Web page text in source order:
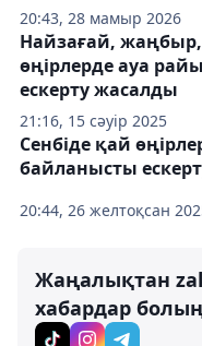
20:43, 28 мамыр 2026
21:16, 15 сәуір 2025
Найзағай, жаңбыр,
өңірлерде ауа
ескерту жасалды
20:44, 26 желтоқсан
Сенбіде қай
байланысты
Жаңалықтан
хабардар